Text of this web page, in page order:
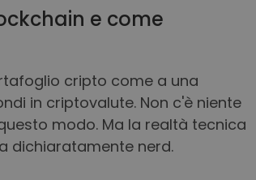
e come
cripto come a una
in criptovalute. Non c'è niente
modo. Ma la realtà tecnica
dichiaratamente nerd.